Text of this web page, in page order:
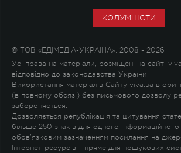
КОЛУМНІСТИ
© ТОВ «ЕДІМЕДІА-УКРАЇНА», 2008 - 2026
Усі права на матеріали, розміщені на сайті
відповідно до законодавства України.
Використання матеріалів Сайту viva.ua в
(в повному обсязі) без письмового дозволу
забороняється.
Дозволяється републікація та цитування
більше 250 знаків для одного інформаційного
обов'язковим зазначенням посилання на
Інтернет-ресурсів – пряме для пошукових